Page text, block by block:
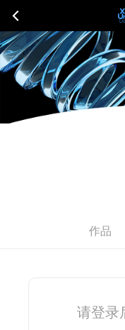
作品
请登录